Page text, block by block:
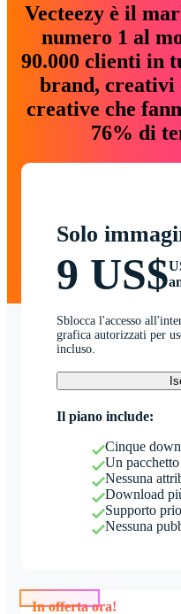
Vecteezy è il
numero 1 al
90.000 clienti in
brand, creativi
creative che
76% di
Solo
9 US$
Sblocca l'accesso
grafica autorizzati per
incluso.
Il piano include:
Cinque
Un pacchetto
Nessuna
Download
Supporto
Nessuna